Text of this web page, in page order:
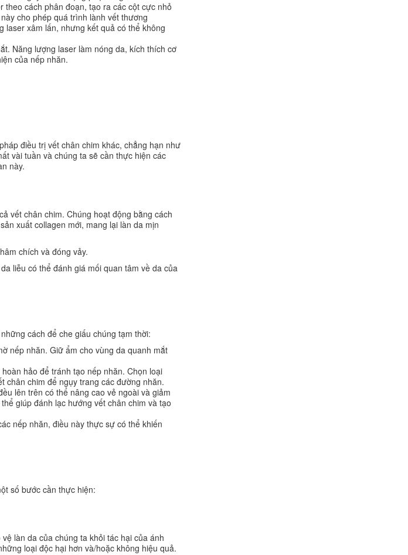
cách phân đoạn, tạo ra các cột cực nhỏ
cho phép quá trình lành vết thương
laser xâm lấn, nhưng kết quả có thể không
Năng lượng laser làm nóng da, kích thích cơ
của nếp nhăn.
điều trị vết chân chim khác, chẳng hạn như
vài tuần và chúng ta sẽ cần thực hiện các
này.
vết chân chim. Chúng hoạt động bằng cách
xuất collagen mới, mang lại làn da mịn
chích và đóng vảy.
liễu có thể đánh giá mối quan tâm về da của
cách để che giấu chúng tạm thời:
nếp nhăn. Giữ ẩm cho vùng da quanh mắt
hảo để tránh tạo nếp nhăn. Chọn loại
chân chim để ngụy trang các đường nhăn.
lên trên có thể nâng cao vẻ ngoài và giảm
giúp đánh lạc hướng vết chân chim và tạo
nếp nhăn, điều này thực sự có thể khiến
số bước cần thực hiện:
làn da của chúng ta khỏi tác hại của ánh
loại độc hại hơn và/hoặc không hiệu quả.